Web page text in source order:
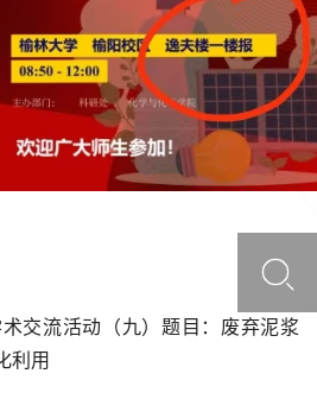
交流活动（九）题目：废弃泥浆
利用